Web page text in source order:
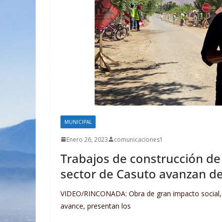
MUNICIPAL
Enero 26, 2023 comunicaciones1
Trabajos de construcción
sector de Casuto avanzan
VIDEO/RINCONADA: Obra de gran impacto
avance, presentan los